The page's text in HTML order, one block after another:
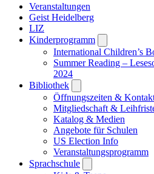
Veranstaltungen
Geist Heidelberg
LIZ
Kinderprogramm
submenu
International Children’s
Summer Reading –
2024
Bibliothek
submenu
Öffnungszeiten &
Mitgliedschaft &
Katalog & Medien
Angebote für Schulen
US Election Info
Veranstaltungsprogramm
Sprachschule